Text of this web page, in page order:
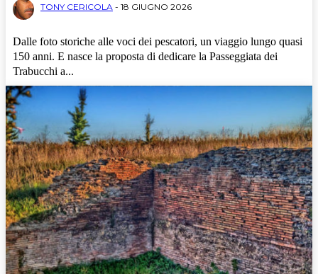
TONY CERICOLA - 18 GIUGNO 2026
Dalle foto storiche alle voci dei pescatori, un viaggio lungo quasi
150 anni. E nasce la proposta di dedicare la Passeggiata dei
Trabucchi a...